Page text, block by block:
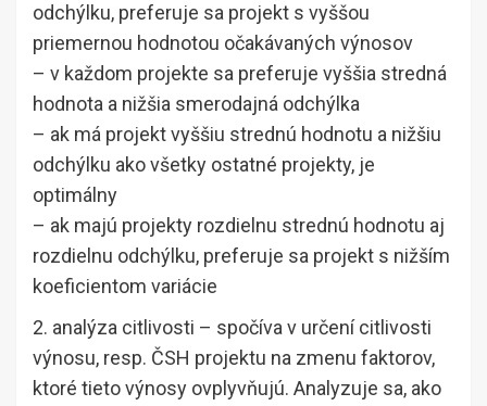
odchýlku, preferuje sa projekt s vyššou
priemernou hodnotou očakávaných výnosov
– v každom projekte sa preferuje vyššia stredná
hodnota a nižšia smerodajná odchýlka
– ak má projekt vyššiu strednú hodnotu a nižšiu
odchýlku ako všetky ostatné projekty, je
optimálny
– ak majú projekty rozdielnu strednú hodnotu aj
rozdielnu odchýlku, preferuje sa projekt s nižším
koeficientom variácie
2. analýza citlivosti – spočíva v určení citlivosti
výnosu, resp. ČSH projektu na zmenu faktorov,
ktoré tieto výnosy ovplyvňujú. Analyzuje sa, ako